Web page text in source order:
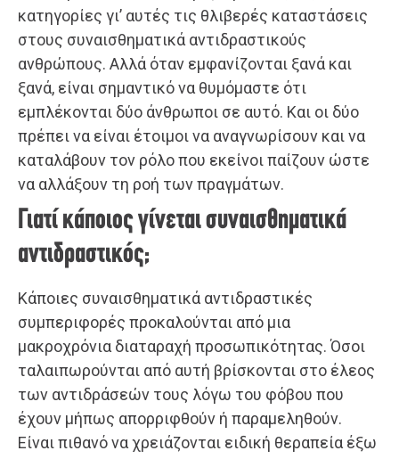
κατηγορίες γι’ αυτές τις θλιβερές καταστάσεις
στους συναισθηματικά αντιδραστικούς
ανθρώπους. Αλλά όταν εμφανίζονται ξανά και
ξανά, είναι σημαντικό να θυμόμαστε ότι
εμπλέκονται δύο άνθρωποι σε αυτό. Και οι δύο
πρέπει να είναι έτοιμοι να αναγνωρίσουν και να
καταλάβουν τον ρόλο που εκείνοι παίζουν ώστε
να αλλάξουν τη ροή των πραγμάτων.
Γιατί κάποιος γίνεται συναισθηματικά
αντιδραστικός;
Κάποιες συναισθηματικά αντιδραστικές
συμπεριφορές προκαλούνται από μια
μακροχρόνια διαταραχή προσωπικότητας. Όσοι
ταλαιπωρούνται από αυτή βρίσκονται στο έλεος
των αντιδράσεών τους λόγω του φόβου που
έχουν μήπως απορριφθούν ή παραμεληθούν.
Είναι πιθανό να χρειάζονται ειδική θεραπεία έξω